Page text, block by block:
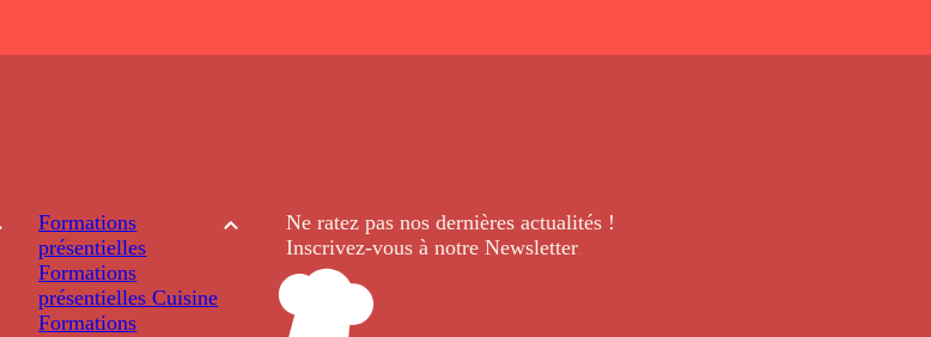
Formations
présentielles
Formations
présentielles Cuisine
Formations
Ne ratez pas nos dernièresactualités !
Inscrivez-vous à notre Newsletter.